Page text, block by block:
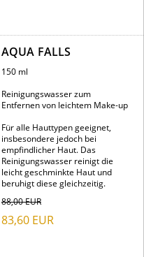
AQUA FALLS
150 ml
Reinigungswasser zum
Entfernen von leichtem Make-up
Für alle Hauttypen geeignet,
insbesondere jedoch bei
empfindlicher Haut. Das
Reinigungswasser reinigt die
leicht geschminkte Haut und
beruhigt diese gleichzeitig.
88,00EUR
83,60 EUR